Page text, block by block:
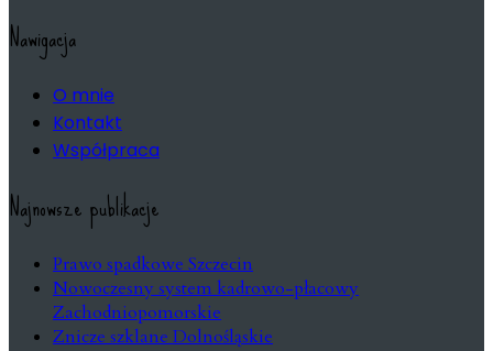
Nawigacja
O mnie
Kontakt
Współpraca
Najnowsze publikacje
Prawo spadkowe Szczecin
Nowoczesny system kadrowo-płacowy
Zachodniopomorskie
Znicze szklane Dolnośląskie